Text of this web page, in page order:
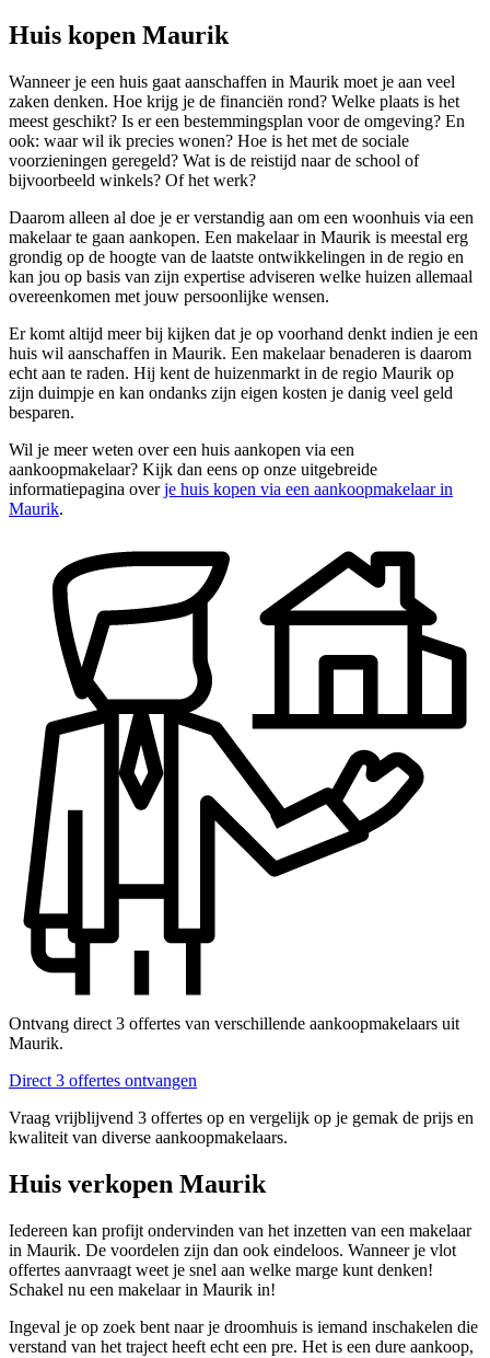
Huis kopen Maurik
Wanneer je een huis gaat aanschaffen in Maurik moet je aan veel
zaken denken. Hoe krijg je de financiën rond? Welke plaats is het
meest geschikt? Is er een bestemmingsplan voor de omgeving? En
ook: waar wil ik precies wonen? Hoe is het met de sociale
voorzieningen geregeld? Wat is de reistijd naar de school of
bijvoorbeeld winkels? Of het werk?
Daarom alleen al doe je er verstandig aan om een woonhuis via een
makelaar te gaan aankopen. Een makelaar in Maurik is meestal erg
grondig op de hoogte van de laatste ontwikkelingen in de regio en
kan jou op basis van zijn expertise adviseren welke huizen allemaal
overeenkomen met jouw persoonlijke wensen.
Er komt altijd meer bij kijken dat je op voorhand denkt indien je een
huis wil aanschaffen in Maurik. Een makelaar benaderen is daarom
echt aan te raden. Hij kent de huizenmarkt in de regio Maurik op
zijn duimpje en kan ondanks zijn eigen kosten je danig veel geld
besparen.
Wil je meer weten over een huis aankopen via een
aankoopmakelaar? Kijk dan eens op onze uitgebreide
informatiepagina overje huis kopen via een aankoopmakelaar in
Maurik.
Ontvang direct 3 offertes van verschillende aankoopmakelaars uit
Maurik.
Direct 3 offertes ontvangen
Vraag vrijblijvend 3 offertes op en vergelijk op je gemak de prijs en
kwaliteit van diverse aankoopmakelaars.
Huis verkopen Maurik
Iedereen kan profijt ondervinden van het inzetten van een makelaar
in Maurik. De voordelen zijn dan ook eindeloos. Wanneer je vlot
offertes aanvraagt weet je snel aan welke marge kunt denken!
Schakel nu een makelaar in Maurik in!
Ingeval je op zoek bent naar je droomhuis is iemand inschakelen die
verstand van het traject heeft echt een pre. Het is een dure aankoop,